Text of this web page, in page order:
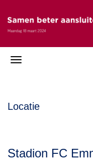
Locatie
Stadion FC